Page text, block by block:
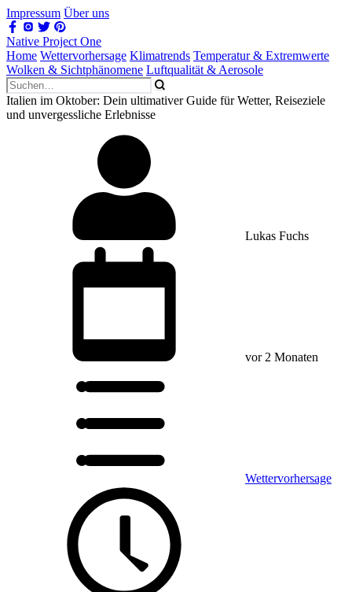
Impressum Über uns
Native Project One
Home Wettervorhersage Klimatrends Temperatur & Extremwerte
Wolken & Sichtphänomene Luftqualität & Aerosole
Italien im Oktober: Dein ultimativer Guide für Wetter, Reiseziele
und unvergessliche Erlebnisse
Lukas Fuchs
vor 2 Monaten
Wettervorhersage